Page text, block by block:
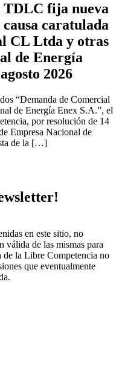
TDLC fija nueva
caratulada
CL Ltda y otras
de Energía
2026
“Demanda de Comercial
de Energía Enex S.A.”, el
por resolución de 14
Empresa Nacional de
de la […]
en este sitio, no
de las mismas para
de la Libre Competencia no
que eventualmente